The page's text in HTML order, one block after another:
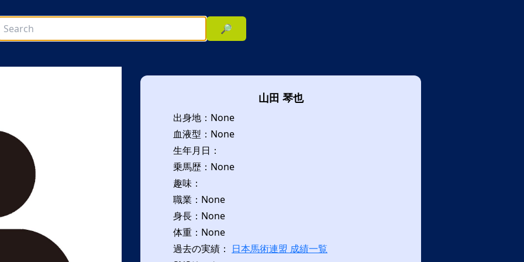
🔎
山田 琴也
出身地：None
血液型：None
生年月日：
乗馬歴：None
趣味：
職業：None
身長：None
体重：None
過去の実績： 日本馬術連盟 成績一覧